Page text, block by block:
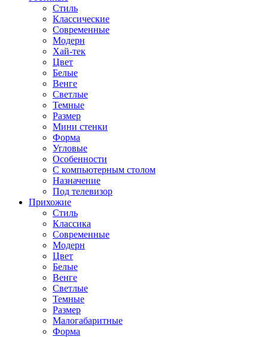
Стиль
Классические
Современные
Модерн
Хай-тек
Цвет
Белые
Венге
Светлые
Темные
Размер
Мини стенки
Форма
Угловые
Особенности
С компьютерным столом
Назначение
Под телевизор
Прихожие
Стиль
Классика
Современные
Модерн
Цвет
Белые
Венге
Светлые
Темные
Размер
Малогабаритные
Форма